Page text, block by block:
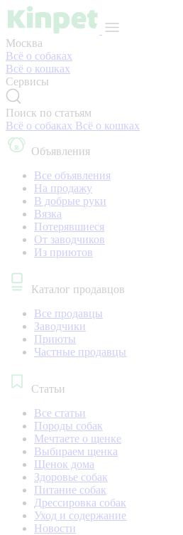
Москва
Всё о собаках
Всё о кошках
Сервисы
Поиск по статьям
Всё о собаках Всё о кошках
Объявления
Все объявления
На продажу
В добрые руки
Вязка
Потерявшиеся
От заводчиков
Из приютов
Каталог продавцов
Все продавцы
Заводчики
Приюты
Частные продавцы
Статьи
Все статьи
Породы собак
Мечтаете о щенке
Выбираем щенка
Щенок дома
Здоровье собак
Питание собак
Дрессировка собак
Уход и содержание
Новости